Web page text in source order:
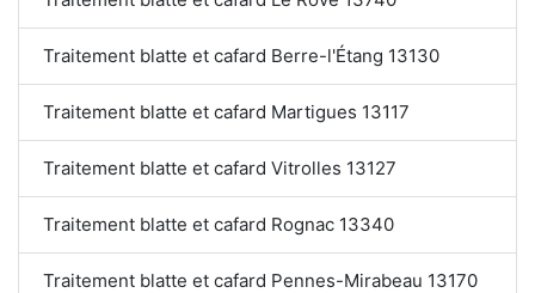
Traitement blatte et cafard Berre-l'Étang 13130
Traitement blatte et cafard Martigues 13117
Traitement blatte et cafard Vitrolles 13127
Traitement blatte et cafard Rognac 13340
Traitement blatte et cafard Pennes-Mirabeau 13170